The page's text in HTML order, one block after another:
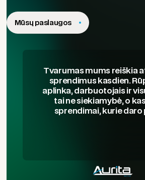
Tvarumas mums reiškia
sprendimus kasdien.
aplinka, darbuotojais ir
tai ne siekiamybė, o
sprendimai, kurie daro
Mūsų paslaugos